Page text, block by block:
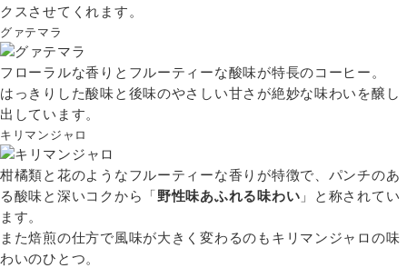
クスさせてくれます。
グァテマラ
フローラルな香りとフルーティーな酸味が特長のコーヒー。
はっきりした酸味と後味のやさしい甘さが絶妙な味わいを醸し
出しています。
キリマンジャロ
柑橘類と花のようなフルーティーな香りが特徴で、パンチのあ
る酸味と深いコクから「 野性味あふれる味わい 」と称されてい
ます。
また焙煎の仕方で風味が大きく変わるのもキリマンジャロの味
わいのひとつ。